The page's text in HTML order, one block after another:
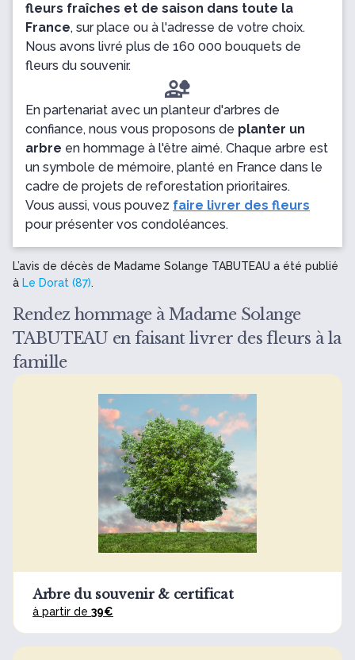
fleurs fraîches et de saison dans toute la
France, sur place ou à l'adresse de votre choix.
Nous avons livré plus de 160 000 bouquets de
fleurs du souvenir.
En partenariat avec un planteur d'arbres de
confiance, nous vous proposons de planter un
arbre en hommage à l'être aimé. Chaque arbre est
un symbole de mémoire, planté en France dans le
cadre de projets de reforestation prioritaires.
Vous aussi, vous pouvez faire livrer des fleurs
pour présenter vos condoléances.
L’avis de décès de Madame Solange TABUTEAU a été publié
à Le Dorat (87).
Rendez hommage à Madame Solange
TABUTEAU en faisant livrer des fleurs à la
famille
Arbre du souvenir & certificat
à partir de 39€